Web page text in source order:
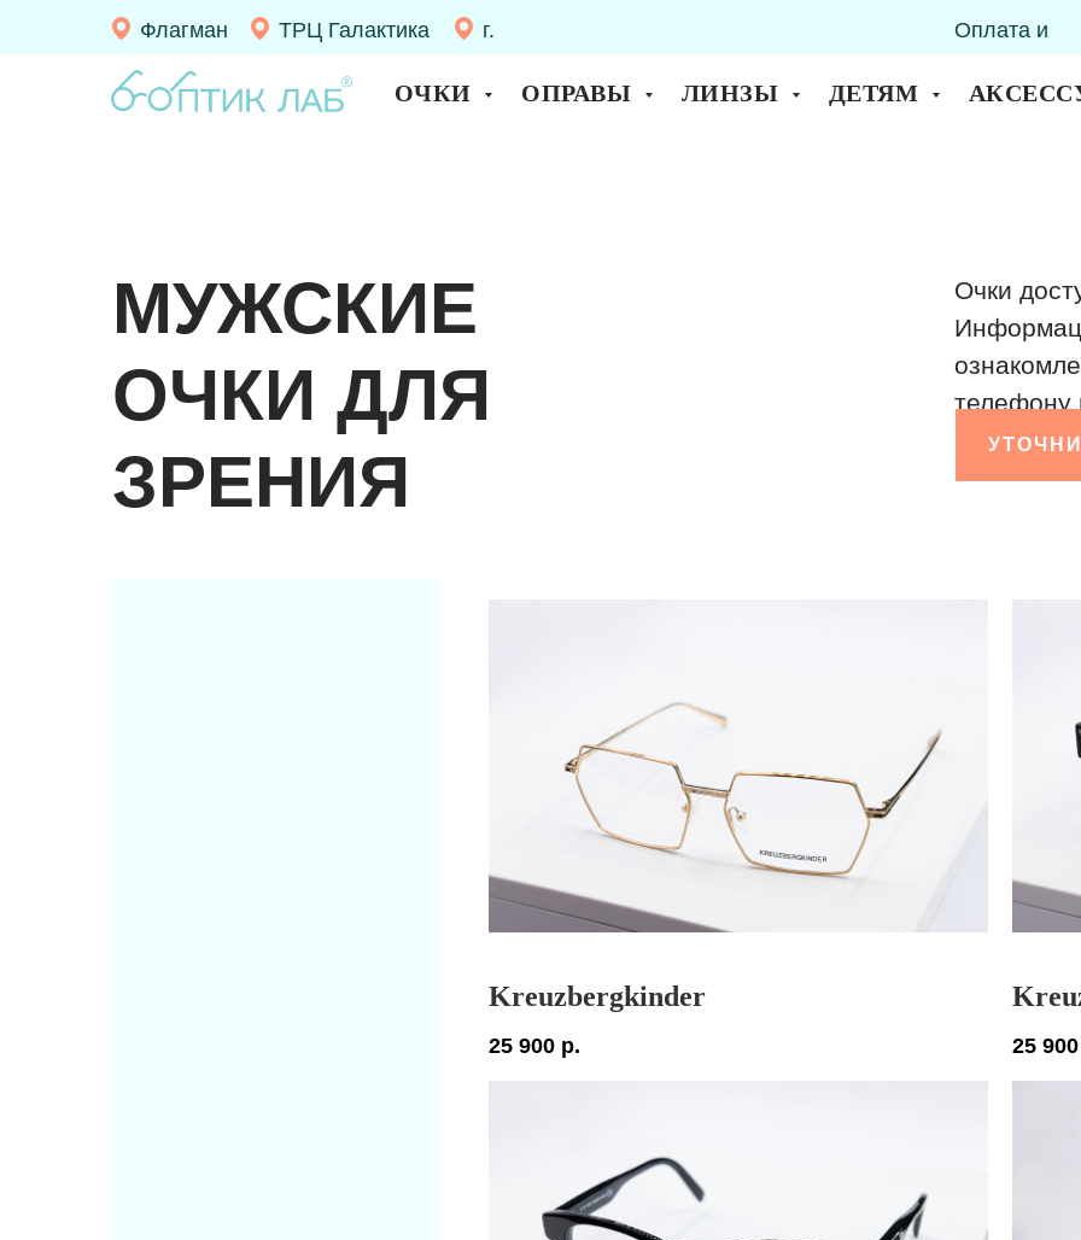
Флагман ТРЦ Галактика
Оплата и
г.
ОЧКИ ОПРАВЫ ЛИНЗЫ ДЕТЯМ
МУЖСКИЕ
ОЧКИ ДЛЯ
ЗРЕНИЯ
Очки
телефону
Kreuzbergkinder
25 900 р. 25 900